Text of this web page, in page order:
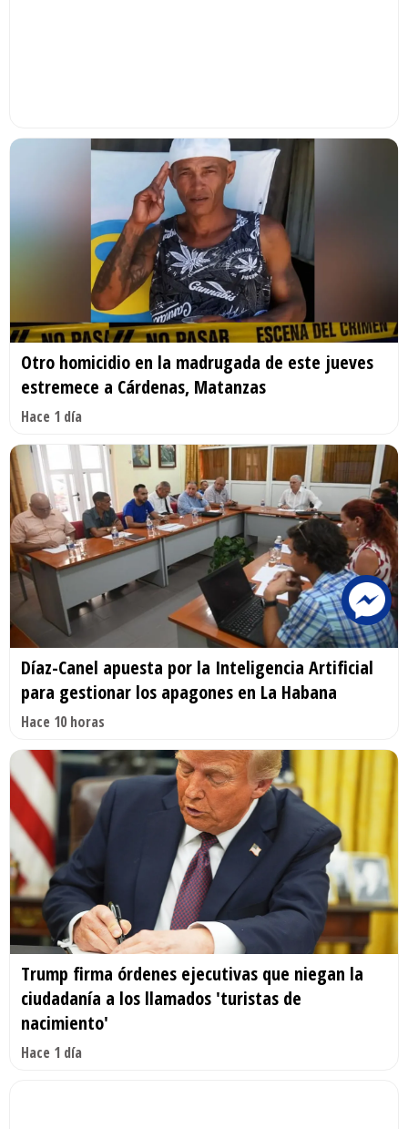
Otro homicidio en la madrugada de este jueves
estremece a Cárdenas, Matanzas
Hace 1 día
Díaz-Canel apuesta por la Inteligencia Artificial
para gestionar los apagones en La Habana
Hace 10 horas
Trump firma órdenes ejecutivas que niegan la
ciudadanía a los llamados 'turistas de
nacimiento'
Hace 1 día